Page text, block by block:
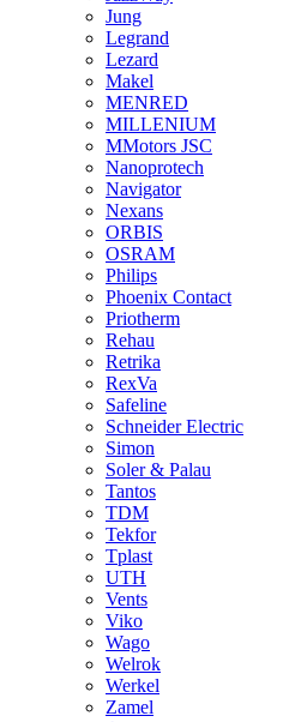
Jung
Legrand
Lezard
Makel
MENRED
MILLENIUM
MMotors JSC
Nanoprotech
Navigator
Nexans
ORBIS
OSRAM
Philips
Phoenix Contact
Priotherm
Rehau
Retrika
RexVa
Safeline
Schneider Electric
Simon
Soler & Palau
Tantos
TDM
Tekfor
Tplast
UTH
Vents
Viko
Wago
Welrok
Werkel
Zamel